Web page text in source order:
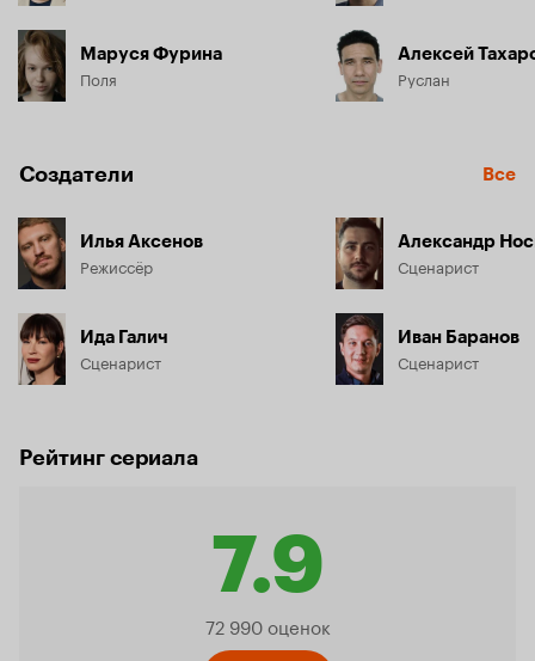
Маруся Фурина
Поля
Алексей
Руслан
Создатели Все
Илья Аксенов
Режиссёр
Ида Галич
Сценарист
Александр
Сценарист
Иван Баранов
Сценарист
Рейтинг сериала
7.9
Рейтинг
72 990 оценок